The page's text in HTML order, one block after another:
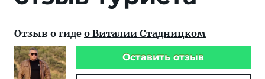
Отзыв о гиде о Виталии Стадницком
Оставить отзыв